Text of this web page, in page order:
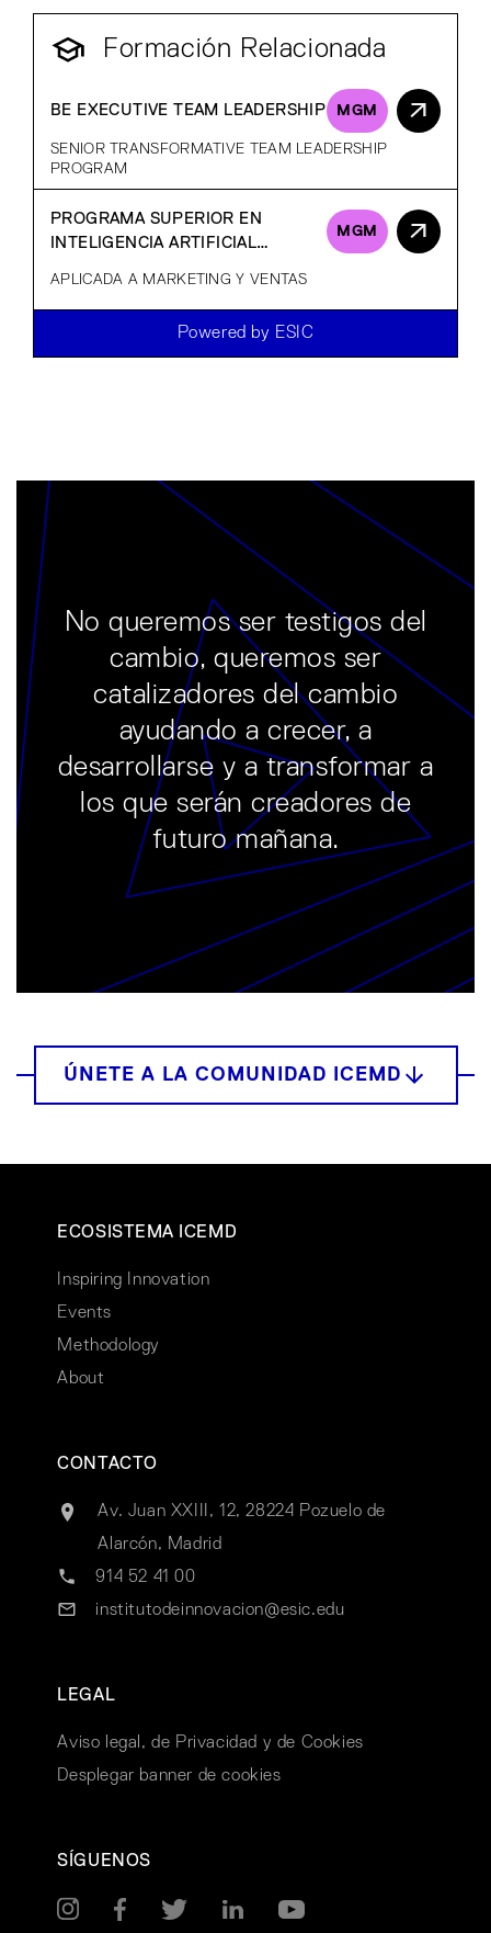
Formación Relacionada
BE EXECUTIVE TEAM LEADERSHIP MGM
SENIOR TRANSFORMATIVE TEAM LEADERSHIP
PROGRAM
PROGRAMA SUPERIOR EN
INTELIGENCIA ARTIFICIAL
MGM
APLICADA A MARKETING Y VENTAS
Powered by ESIC
No queremos ser testigos del
cambio, queremos ser
catalizadores del cambio
ayudando a crecer, a
desarrollarse y a transformar a
los que serán creadores de
futuro mañana.
ECOSISTEMA ICEMD
Inspiring Innovation
Events
Methodology
About
CONTACTO
Av. Juan XXIII, 12, 28224 Pozuelo de
Alarcón, Madrid
914 52 41 00
institutodeinnovacion@esic.edu
LEGAL
Aviso legal, de Privacidad y de Cookies
Desplegar banner de cookies
SÍGUENOS